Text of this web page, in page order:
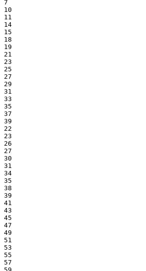
7
10
11
14
15
18
19
21
23
25
27
29
31
33
35
37
39
22
23
26
27
30
31
34
35
38
39
41
43
45
47
49
51
53
55
57